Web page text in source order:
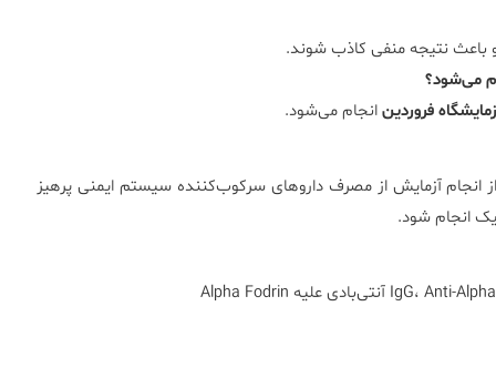
باعث نتیجه منفی کاذب شوند.
فروردینانجام می‌شود.
ندارد. بهتر است بیمار ۲۴ ساعت قبل از انجام آزمایش از مصرف داروهای سرکوب‌کننده سیستم ایمنی پرهیز
انجام شود.